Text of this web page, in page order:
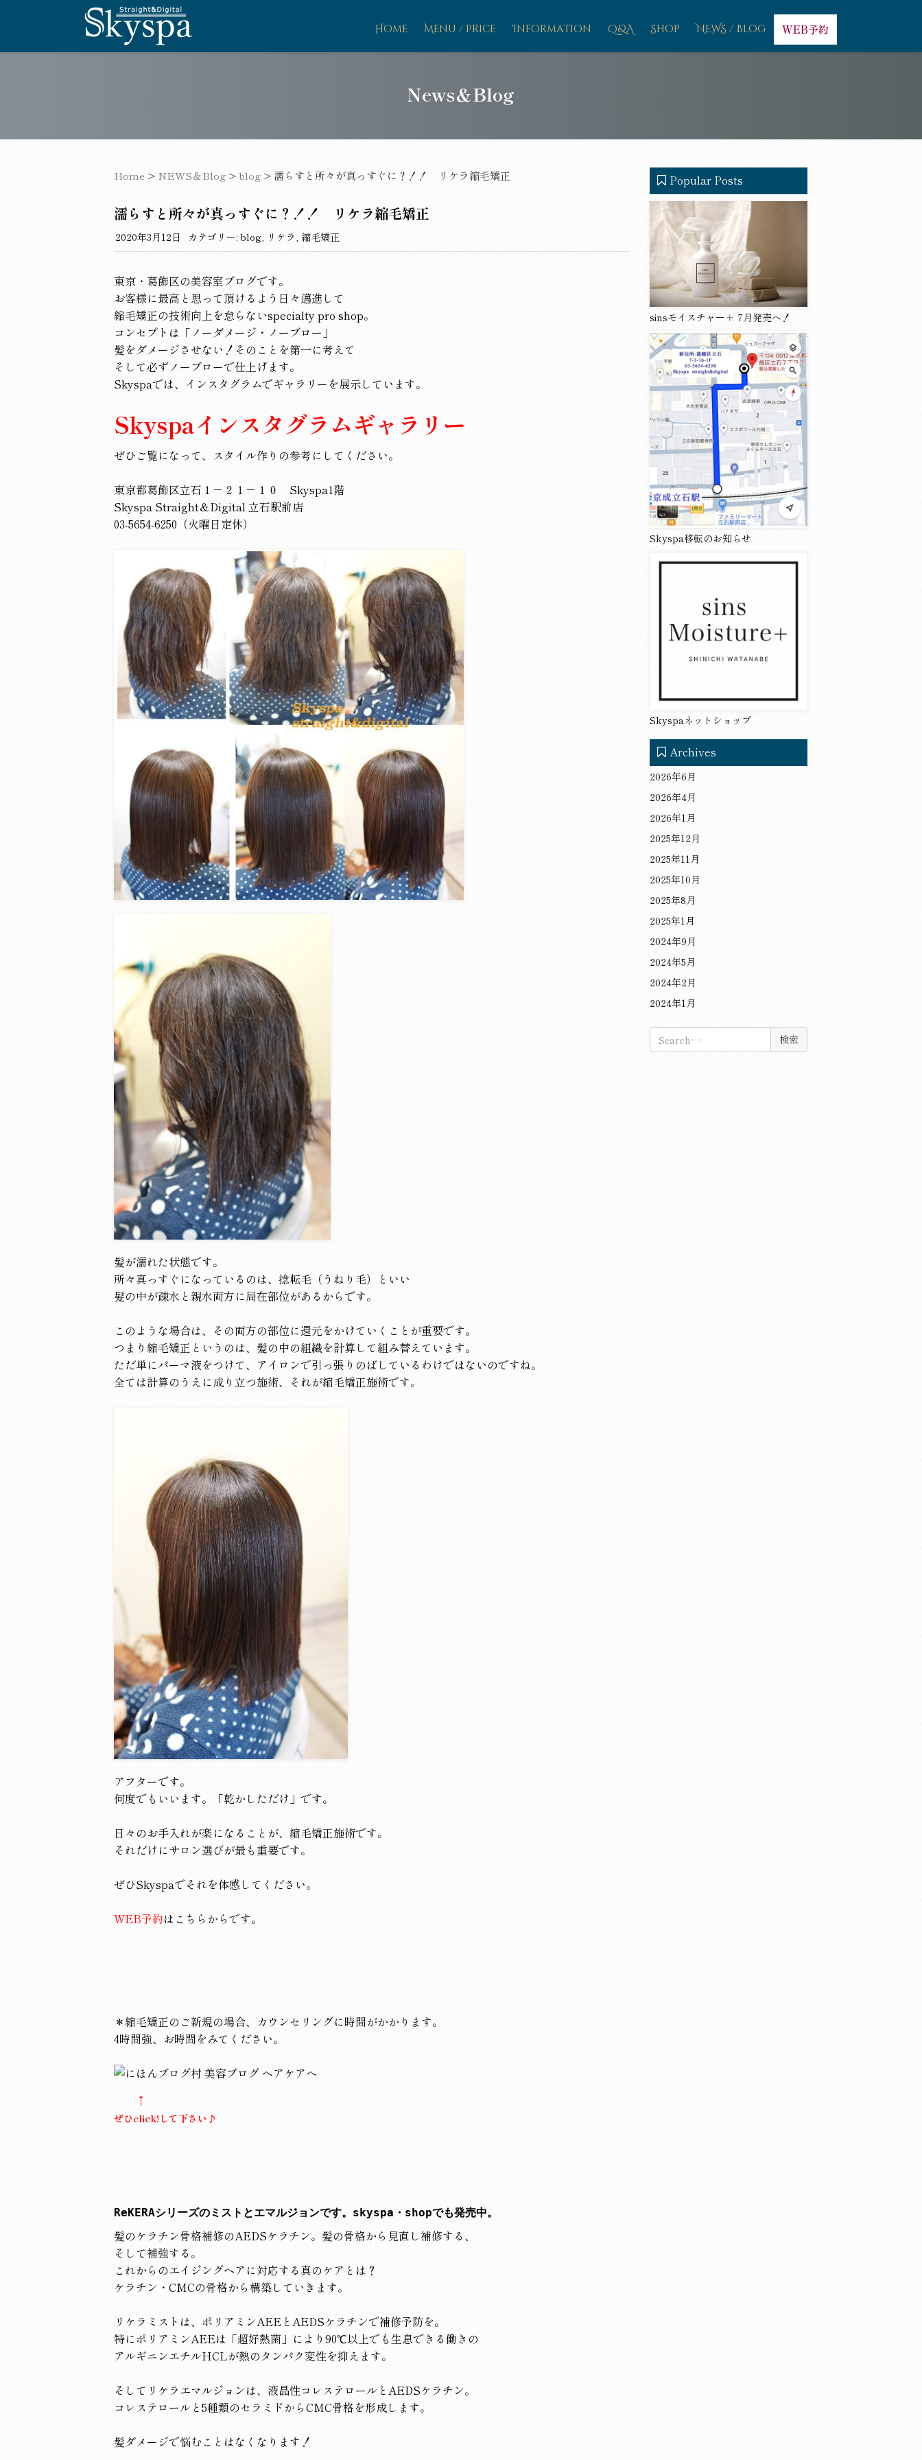
Home Menu / Price Information Q&A Shop NEWS / Blog WEB予約
News＆Blog
Home > NEWS＆Blog >blog > 濡らすと所々が真っすぐに？！！ リケラ縮毛矯正
濡らすと所々が真っすぐに？！！ リケラ縮毛矯正
2020年3月12日 カテゴリー: blog, リケラ , 縮毛矯正
東京・葛飾区の美容室ブログです。
お客様に最高と思って頂けるよう日々邁進して
縮毛矯正の技術向上を怠らないspecialty pro shop。
コンセプトは「ノーダメージ・ノーブロー」
髪をダメージさせない！そのことを第一に考えて
そして必ずノーブローで仕上げます。
Skyspaでは、インスタグラムでギャラリーを展示しています。
Skyspaインスタグラムギャラリー
ぜひご覧になって、スタイル作りの参考にしてください。
東京都葛飾区立石１－２１－１０ Skyspa1階
Skyspa Straight＆Digital 立石駅前店
03-5654-6250（火曜日定休）
髪が濡れた状態です。
所々真っすぐになっているのは、捻転毛（うねり毛）といい
髪の中が疎水と親水両方に局在部位があるからです。
このような場合は、その両方の部位に還元をかけていくことが重要です。
つまり縮毛矯正というのは、髪の中の組織を計算して組み替えています。
ただ単にパーマ液をつけて、アイロンで引っ張りのばしているわけではないのですね。
全ては計算のうえに成り立つ施術、それが縮毛矯正施術です。
アフターです。
何度でもいいます。「乾かしただけ」です。
日々のお手入れが楽になることが、縮毛矯正施術です。
それだけにサロン選びが最も重要です。
ぜひSkyspaでそれを体感してください。
WEB予約はこちらからです。
＊縮毛矯正のご新規の場合、カウンセリングに時間がかかります。
4時間強、お時間をみてください。
↑
ぜひclick!して下さい♪
ReKERAシリーズのミストとエマルジョンです。skyspa・shopでも発売中。
髪のケラチン骨格補修のAEDSケラチン。髪の骨格から見直し補修する、
そして補強する。
これからのエイジングヘアに対応する真のケアとは？
ケラチン・CMCの骨格から構築していきます。
リケラミストは、ポリアミンAEEとAEDSケラチンで補修予防を。
特にポリアミンAEEは「超好熱菌」により90℃以上でも生息できる働きの
アルギニンエチルHCLが熱のタンパク変性を抑えます。
そしてリケラエマルジョンは、液晶性コレステロールとAEDSケラチン。
コレステロールと5種類のセラミドからCMC骨格を形成します。
髪ダメージで悩むことはなくなります！
Popular Posts
sinsモイスチャー＋ 7月発売へ！
Skyspa移転のお知らせ
Skyspaネットショップ
Archives
2026年6月
2026年4月
2026年1月
2025年12月
2025年11月
2025年10月
2025年8月
2025年1月
2024年9月
2024年5月
2024年2月
2024年1月
検
索: